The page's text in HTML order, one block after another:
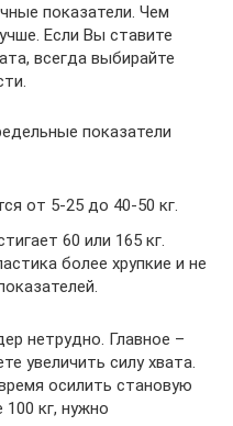
показатели. Чем
Если Вы ставите
всегда выбирайте
показатели
от 5-25 до 40-50 кг.
60 или 165 кг.
более хрупкие и не
нетрудно. Главное –
увеличить силу хвата.
осилить становую
кг, нужно